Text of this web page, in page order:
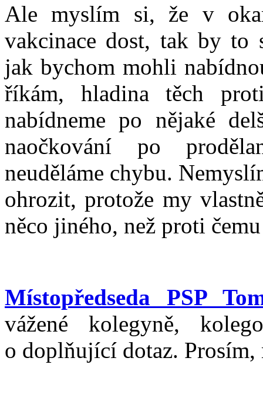
Ale myslím si, že v
vakcinace dost, tak by to
jak bychom mohli
říkám, hladina těch
nabídneme po nějaké
naočkování po
neuděláme chybu.
ohrozit, protože my
něco jiného, než proti
Místopředseda PSP
vážené kolegyně,
o doplňující dotaz. Prosím,